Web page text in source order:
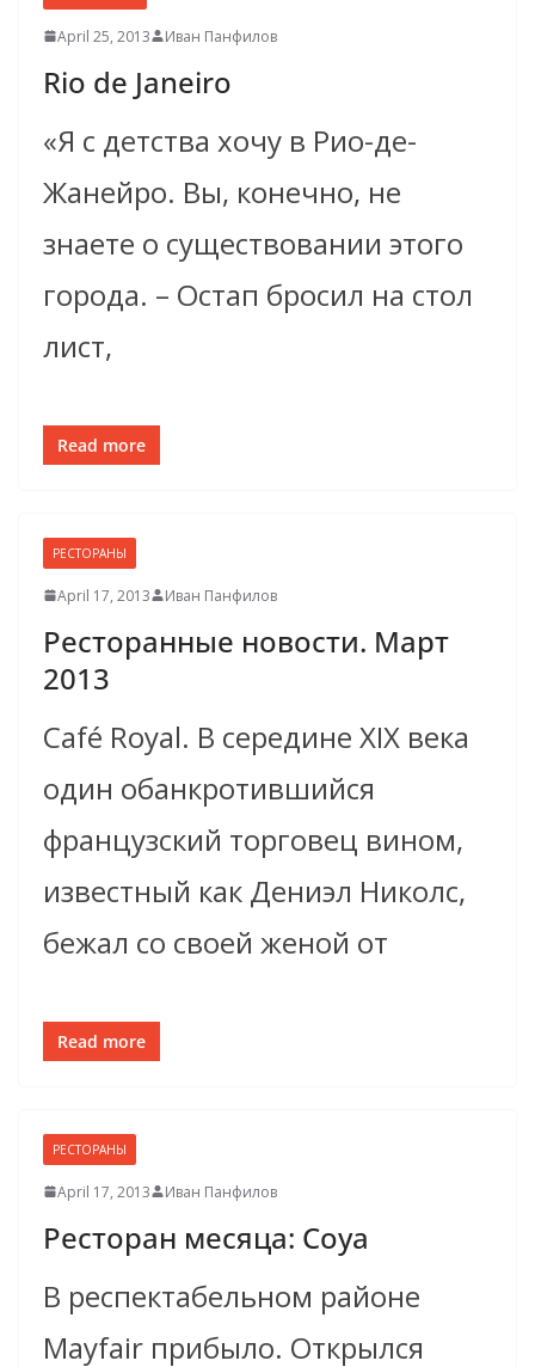
April 25, 2013 Иван Панфилов
Rio de Janeiro
«Я с детства хочу в Рио-де-
Жанейро. Вы, конечно, не
знаете о существовании этого
города. – Остап бросил на стол
лист,
Read more
РЕСТОРАНЫ
April 17, 2013 Иван Панфилов
Ресторанные новости. Март
2013
Café Royal. В середине XIX века
один обанкротившийся
французский торговец вином,
известный как Дениэл Николс,
бежал со своей женой от
Read more
РЕСТОРАНЫ
April 17, 2013 Иван Панфилов
Ресторан месяца: Coya
В респектабельном районе
Mayfair прибыло. Открылся